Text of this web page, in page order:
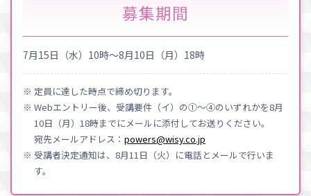
募集期間
7月15日（水）10時～8月10日（月）18時
※ 定員に達した時点で締め切ります。
※ Webエントリー後、受講要件（イ）の①〜④のいずれかを8月
10日（月）18時までにメールに添付してお送りください。
宛先メールアドレス： powers@wisy.co.jp
※ 受講者決定通知は、8月11日（火）に電話とメールで行いま
す。